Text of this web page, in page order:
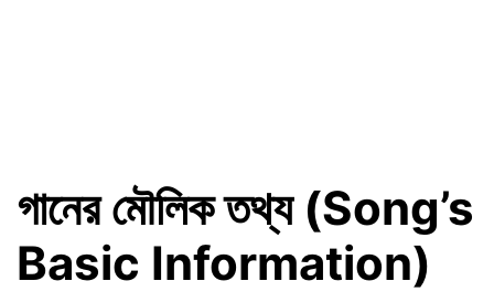
গানের মৌলিক তথ্য (Song’s
Basic Information)